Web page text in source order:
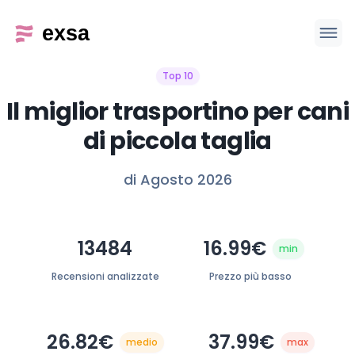
Top 10
Il miglior trasportino per cani
di piccola taglia
di Agosto 2026
13484
Recensioni analizzate
16.99€ min
Prezzo più basso
26.82€ medio 37.99€ max